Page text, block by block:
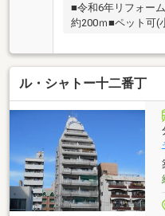
■令和6年リフォー
約200ｍ■ペット可(
ル・シャトー十二番丁